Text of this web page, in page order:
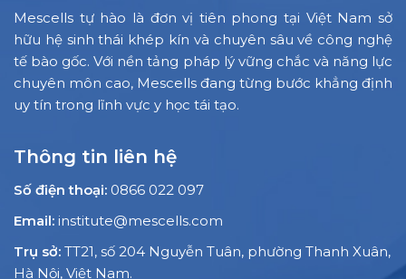
Mescells tự hào là đơn vị tiên phong tại Việt Nam sở
hữu hệ sinh thái khép kín và chuyên sâu về công nghệ
tế bào gốc. Với nền tảng pháp lý vững chắc và năng lực
chuyên môn cao, Mescells đang từng bước khẳng định
uy tín trong lĩnh vực y học tái tạo.
Thông tin liên hệ
Số điện thoại: 0866 022 097
Email: institute@mescells.com
Trụ sở: TT21, số 204 Nguyễn Tuân, phường Thanh Xuân,
Hà Nội, Việt Nam.